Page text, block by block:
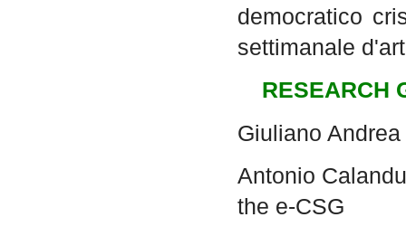
democratico
settimanale
RESEARCH
Giuliano
Antonio
the e-CSG